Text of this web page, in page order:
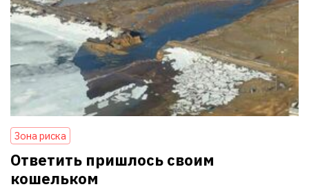
Зона риска
Ответить пришлось своим
кошельком